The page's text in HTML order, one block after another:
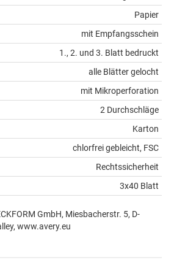
Papier
mit Empfangsschein
1., 2. und 3. Blatt bedruckt
alle Blätter gelocht
mit Mikroperforation
2 Durchschläge
Karton
chlorfrei gebleicht, FSC
Rechtssicherheit
3x40 Blatt
GmbH, Miesbacherstr. 5, D-
www.avery.eu